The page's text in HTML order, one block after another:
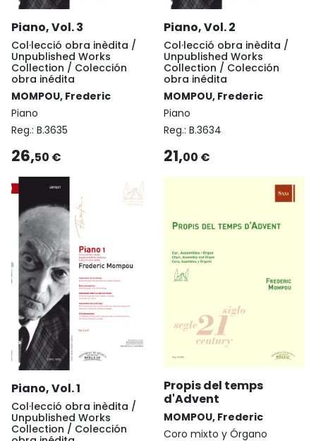
Piano, Vol. 3
Col·lecció obra inèdita /
Unpublished Works
Collection / Colección
obra inédita
MOMPOU, Frederic
Piano
Reg.: B.3635
26,50 €
Piano, Vol. 2
Col·lecció obra inèdita /
Unpublished Works
Collection / Colección
obra inédita
MOMPOU, Frederic
Piano
Reg.: B.3634
21,00 €
Piano, Vol. 1
Col·lecció obra inèdita /
Unpublished Works
Collection / Colección
Propis del temps
d'Advent
MOMPOU, Frederic
Coro mixto y Órgano